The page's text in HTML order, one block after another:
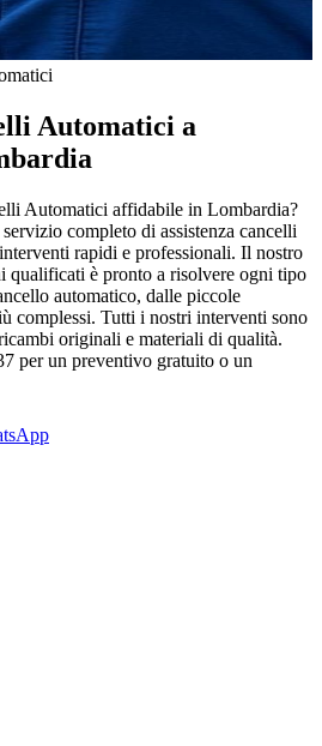
Automatici a
Automatici affidabile in Lombardia?
completo di assistenza cancelli
rapidi e professionali. Il nostro
qualificati è pronto a risolvere ogni tipo
automatico, dalle piccole
complessi. Tutti i nostri interventi sono
originali e materiali di qualità.
per un preventivo gratuito o un